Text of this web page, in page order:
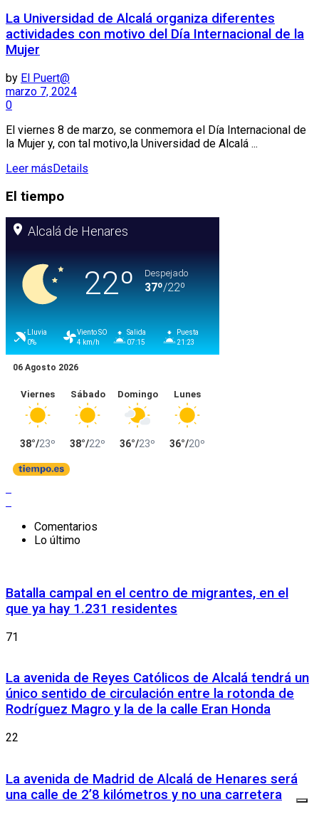
La Universidad de Alcalá organiza diferentes
actividades con motivo del Día Internacional de la
Mujer
by El Puert@
marzo 7, 2024
0
El viernes 8 de marzo, se conmemora el Día Internacional de
la Mujer y, con tal motivo,la Universidad de Alcalá ...
Leer másDetails
El tiempo
Comentarios
Lo último
Batalla campal en el centro de migrantes, en el
que ya hay 1.231 residentes
71
La avenida de Reyes Católicos de Alcalá tendrá un
único sentido de circulación entre la rotonda de
Rodríguez Magro y la de la calle Eran Honda
22
La avenida de Madrid de Alcalá de Henares será
una calle de 2’8 kilómetros y no una carretera